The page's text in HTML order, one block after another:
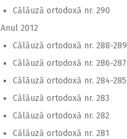
Călăuză ortodoxă nr. 290
Anul 2012
Călăuză ortodoxă nr. 288-289
Călăuză ortodoxă nr. 286-287
Călăuză ortodoxă nr. 284-285
Călăuză ortodoxă nr. 283
Călăuză ortodoxă nr. 282
Călăuză ortodoxă nr. 281